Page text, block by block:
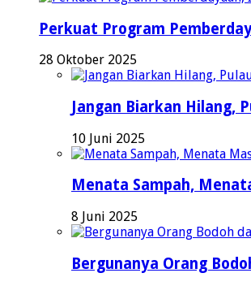
Perkuat Program
28 Oktober 2025
Jangan Biarkan Hilang,
10 Juni 2025
Menata Sampah,
8 Juni 2025
Bergunanya Orang